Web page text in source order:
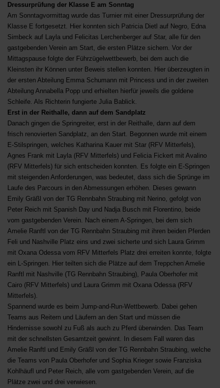
Dressurprüfung der Klasse E am Sonntag
Am Sonntagvormittag wurde das Turnier mit einer Dressurprüfung der
Klasse E fortgesetzt. Hier konnten sich Patricia Dietl auf Negro, Edna
Simbeck auf Layla und Felicitas Lerchenberger auf Star, alle für den
gastgebenden Verein am Start, die ersten Plätze sichern. Vor der
Mittagspause folgte der Führzügelwettbewerb, bei dem auch die
Kleinsten ihr Können unter Beweis stellen konnten. Hier überzeugten in
der ersten Abteilung Emma Schumann mit Princess und in der zweiten
Abteilung Annabella Popp und erhielten hierfür jeweils die goldene
Schleife. Als Richterin fungierte Julia Bablick.
Erst in der Reithalle, dann auf dem Sandplatz
Danach gingen die Springreiter, erst in der Reithalle, dann auf dem
frisch renovierten Sandplatz, an den Start. Begonnen wurde mit einem
E-Stilspringen, welches Katharina Kauer mit Star (RFV Mitterfels),
Agnes Frank mit Layla (RFV Mitterfels) und Felicia Fickert mit Avalino
(RFV Mitterfels) für sich entscheiden konnten. Es folgte ein E-Springen
mit steigenden Anforderungen, was bedeutet, dass sich die Sprünge im
Laufe des Parcours in den Abmessungen erhöhen. Dieses gewann
Emily Gräßl von der TG Rennbahn Straubing mit Nerino, gefolgt von
Peter Reich mit Spanish Day und Nadja Busch mit Florentino, beide
vom gastgebenden Verein. Nach einem A-Springen, bei dem sich
Amelie Ranftl von der TG Rennbahn Straubing mit ihren beiden Pferden
Feli und Nashville Platz eins und zwei sicherte und sich Laura Grimm
mit Oxana Odessa vom RFV Mitterfels Platz drei erreiten konnte, folgte
ein L-Springen. Hier teilten sich die Plätze auf dem Treppchen Amelie
Ranftl mit Nashville (TG Rennbahn Straubing), Paula Oberhofer mit
Cairo (RFV Mitterfels) und Laura Grimm mit Oxana Odessa (RFV
Mitterfels).
Spannend wurde es beim Jump-and-Run-Wettbewerb. Dabei gehen
Teams aus Reitern und Läufern an den Start und müssen die
Hindernisse sowohl zu Fuß als auch zu Pferd überwinden. Das Team
mit der schnellsten Gesamtzeit gewinnt. In diesem Fall waren das
Amelie Ranftl und Emily Gräßl von der TG Rennbahn Straubing, welche
die Teams von Paula Oberhofer und Sophia Krieger sowie Franziska
Kohlhäufl und Peter Reich, alle vom gastgebenden Verein, auf die
Plätze zwei und drei verwiesen.